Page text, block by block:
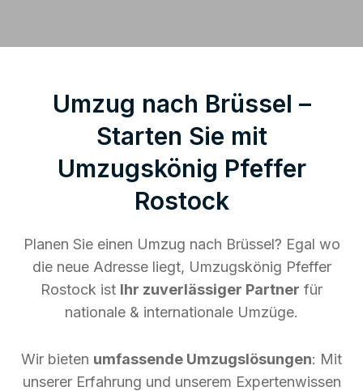
Umzug nach Brüssel –
Starten Sie mit
Umzugskönig Pfeffer
Rostock
Planen Sie einen Umzug nach Brüssel? Egal wo
die neue Adresse liegt, Umzugskönig Pfeffer
Rostock ist Ihr zuverlässiger Partner für
nationale & internationale Umzüge.
Wir bieten umfassende Umzugslösungen: Mit
unserer Erfahrung und unserem Expertenwissen